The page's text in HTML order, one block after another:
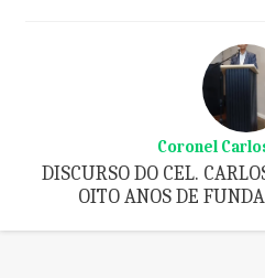
Coronel
DISCURSO DO CEL.
OITO ANOS DE